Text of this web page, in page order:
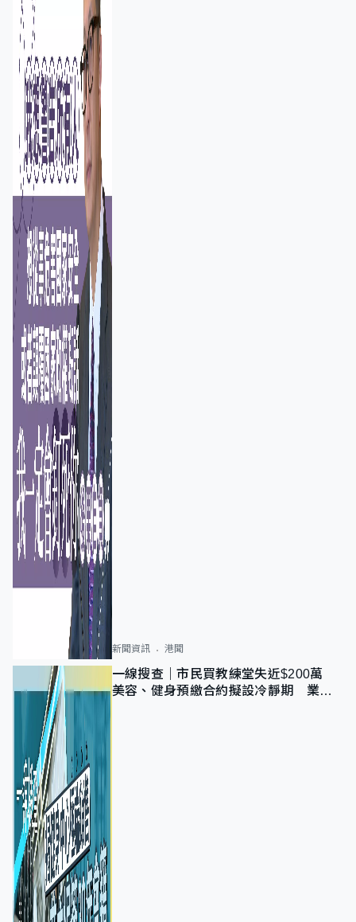
新聞資訊 港聞
一線搜查｜市民買教練堂失近$200萬
美容、健身預繳合約擬設冷靜期 業界